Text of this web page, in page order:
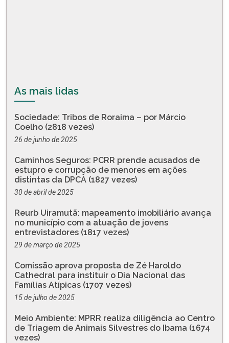
As mais lidas
Sociedade: Tribos de Roraima – por Márcio
Coelho (2818 vezes)
26 de junho de 2025
Caminhos Seguros: PCRR prende acusados de
estupro e corrupção de menores em ações
distintas da DPCA (1827 vezes)
30 de abril de 2025
Reurb Uiramutã: mapeamento imobiliário avança
no município com a atuação de jovens
entrevistadores (1817 vezes)
29 de março de 2025
Comissão aprova proposta de Zé Haroldo
Cathedral para instituir o Dia Nacional das
Famílias Atípicas (1707 vezes)
15 de julho de 2025
Meio Ambiente: MPRR realiza diligência ao Centro
de Triagem de Animais Silvestres do Ibama (1674
vezes)